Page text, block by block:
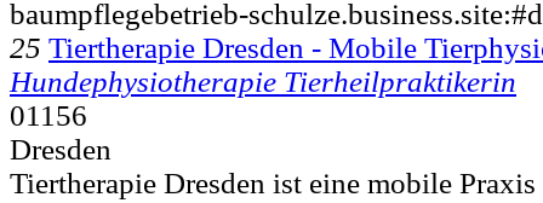
baumpflegebetrieb-
25 Tiertherapie Dresden - Mobile
Hundephysiotherapie Tierheilpraktikerin
01156
Dresden
Tiertherapie Dresden ist eine mobile